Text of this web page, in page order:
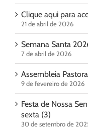
Clique aqui para
21 de abril de 2026
Semana Santa
7 de abril de 2026
Assembleia
9 de fevereiro de 2026
Festa de Nossa
sexta (3)
30 de setembro de